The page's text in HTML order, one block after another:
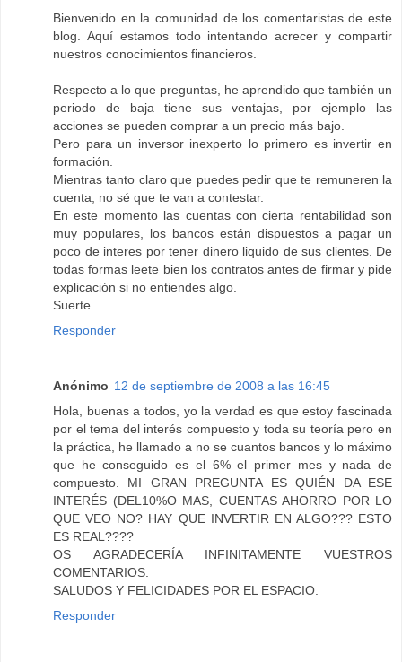
Bienvenido en la comunidad de los comentaristas de este
blog. Aquí estamos todo intentando acrecer y compartir
nuestros conocimientos financieros.
Respecto a lo que preguntas, he aprendido que también un
periodo de baja tiene sus ventajas, por ejemplo las
acciones se pueden comprar a un precio más bajo.
Pero para un inversor inexperto lo primero es invertir en
formación.
Mientras tanto claro que puedes pedir que te remuneren la
cuenta, no sé que te van a contestar.
En este momento las cuentas con cierta rentabilidad son
muy populares, los bancos están dispuestos a pagar un
poco de interes por tener dinero liquido de sus clientes. De
todas formas leete bien los contratos antes de firmar y pide
explicación si no entiendes algo.
Suerte
Responder
Anónimo 12 de septiembre de 2008 a las 16:45
Hola, buenas a todos, yo la verdad es que estoy fascinada
por el tema del interés compuesto y toda su teoría pero en
la práctica, he llamado a no se cuantos bancos y lo máximo
que he conseguido es el 6% el primer mes y nada de
compuesto. MI GRAN PREGUNTA ES QUIÉN DA ESE
INTERÉS (DEL10%O MAS, CUENTAS AHORRO POR LO
QUE VEO NO? HAY QUE INVERTIR EN ALGO??? ESTO
ES REAL????
OS AGRADECERÍA INFINITAMENTE VUESTROS
COMENTARIOS.
SALUDOS Y FELICIDADES POR EL ESPACIO.
Responder